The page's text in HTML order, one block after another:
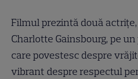
Filmul prezintă două
Charlotte Gainsbourg, pe
care povestesc despre
vibrant despre respectul